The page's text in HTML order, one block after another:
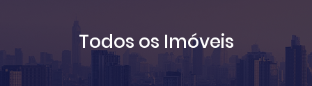
Todos os Imóveis